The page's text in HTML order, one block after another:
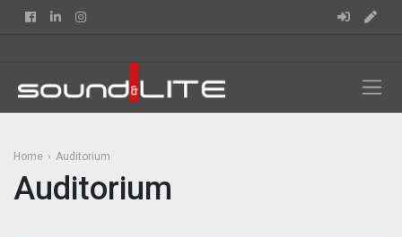
FacebookLinkedin
Home Auditorium
Auditorium